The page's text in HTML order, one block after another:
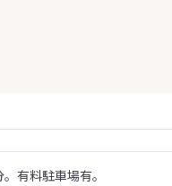
有料駐車場有。